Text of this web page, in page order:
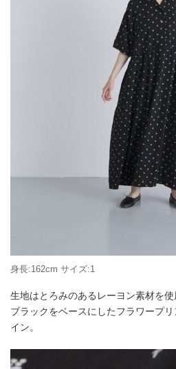
身長:162cm サイズ:1
生地はとろみのあるレーヨン素材を使
ブラックをベースにしたフラワープ
イン。